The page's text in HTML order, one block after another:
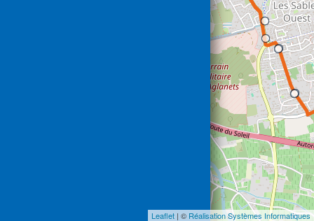
Leaflet | © Réalisation Systèmes Informatiques